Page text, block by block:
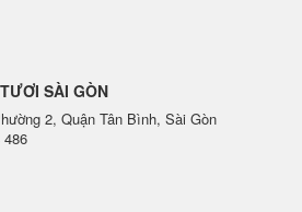
SÀI GÒN
2, Quận Tân Bình, Sài Gòn
486